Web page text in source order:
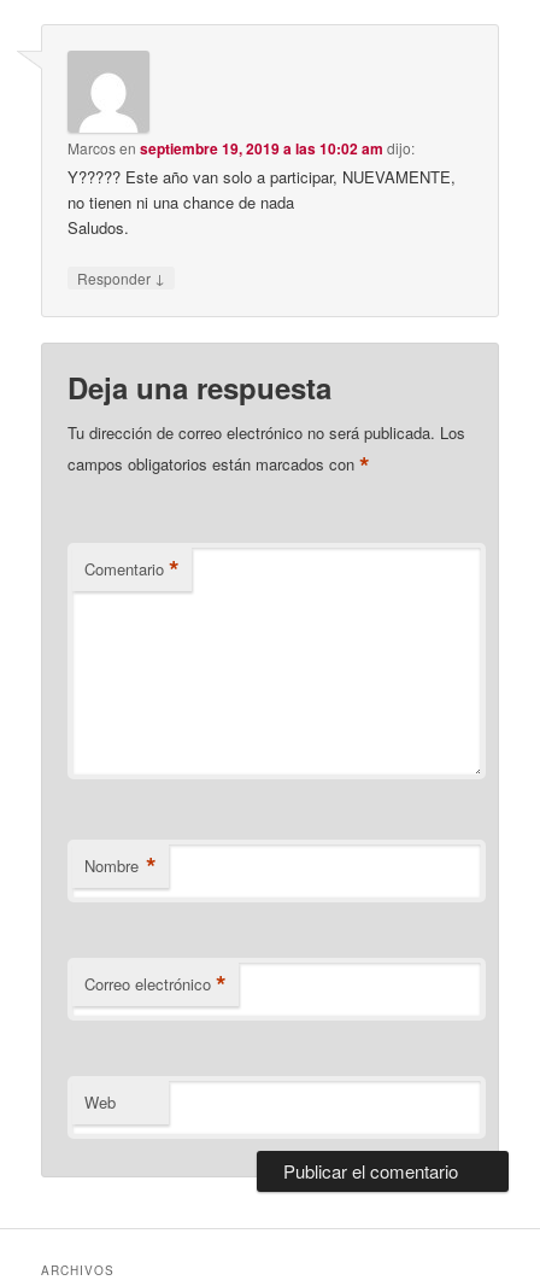
Marcosenseptiembre 19, 2019 a las 10:02 am dijo:
Y????? Este año van solo a participar, NUEVAMENTE,
no tienen ni una chance de nada
Saludos.
Responder ↓
Deja una respuesta
Tu dirección de correo electrónico no será publicada. Los
campos obligatorios están marcados con*
Comentario *
Nombre *
Correo electrónico *
Web
ARCHIVOS